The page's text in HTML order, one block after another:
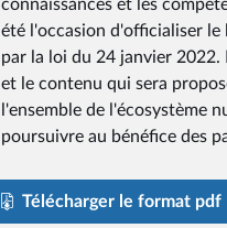
connaissances et les
été l'occasion d'officialiser le
par la loi du 24 janvier
et le contenu qui sera
l'ensemble de l'écosystème
poursuivre au bénéfice des
Télécharger le format pdf